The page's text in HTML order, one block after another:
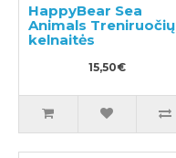
HappyBear Sea
Animals Treniruočių
kelnaitės
15,50€